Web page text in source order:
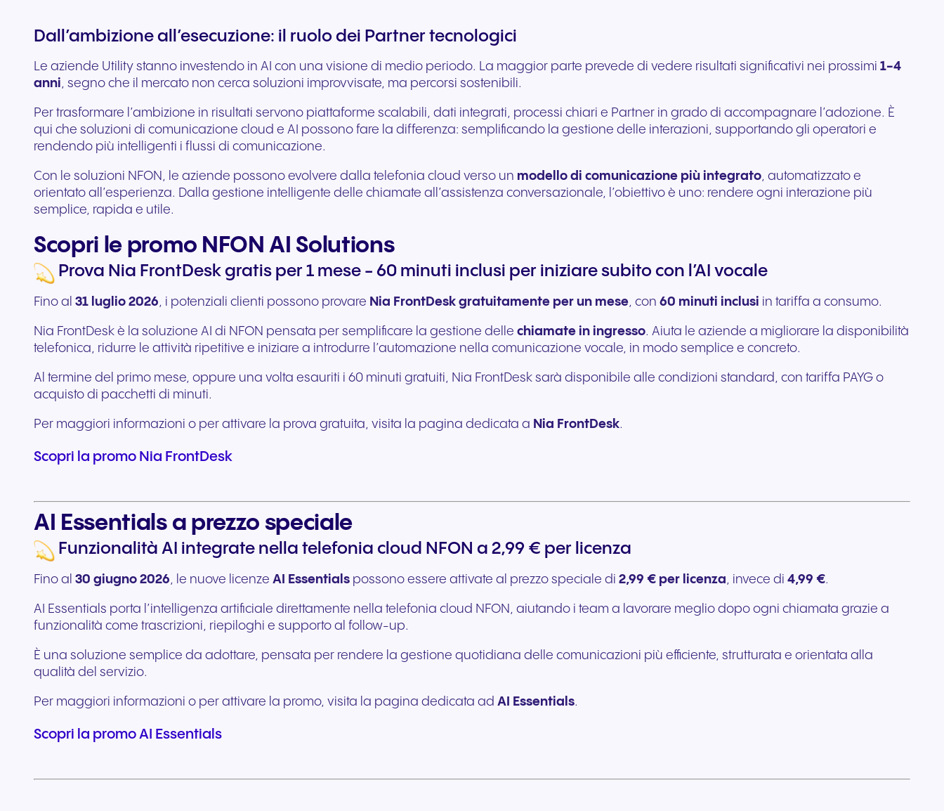
Dall’ambizione all’esecuzione: il ruolo dei Partner tecnologici
Le aziende Utility stanno investendo in AI con una visione di medio periodo. La maggior parte prevede di vedere risultati significativi nei prossimi 1-4
anni, segno che il mercato non cerca soluzioni improvvisate, ma percorsi sostenibili.
Per trasformare l’ambizione in risultati servono piattaforme scalabili, dati integrati, processi chiari e Partner in grado di accompagnare l’adozione. È
qui che soluzioni di comunicazione cloud e AI possono fare la differenza: semplificando la gestione delle interazioni, supportando gli operatori e
rendendo più intelligenti i flussi di comunicazione.
Con le soluzioni NFON, le aziende possono evolvere dalla telefonia cloud verso un modello di comunicazione più integrato, automatizzato e
orientato all’esperienza. Dalla gestione intelligente delle chiamate all’assistenza conversazionale, l’obiettivo è uno: rendere ogni interazione più
semplice, rapida e utile.
Scopri le promo NFON AI Solutions
Prova Nia FrontDesk gratis per 1 mese - 60 minuti inclusi per iniziare subito con l’AI vocale
Fino al 31 luglio 2026, i potenziali clienti possono provare Nia FrontDesk gratuitamente per un mese, con 60 minuti inclusi in tariffa a consumo.
Nia FrontDesk è la soluzione AI di NFON pensata per semplificare la gestione delle chiamate in ingresso. Aiuta le aziende a migliorare la disponibilità
telefonica, ridurre le attività ripetitive e iniziare a introdurre l’automazione nella comunicazione vocale, in modo semplice e concreto.
Al termine del primo mese, oppure una volta esauriti i 60 minuti gratuiti, Nia FrontDesk sarà disponibile alle condizioni standard, con tariffa PAYG o
acquisto di pacchetti di minuti.
Per maggiori informazioni o per attivare la prova gratuita, visita la pagina dedicata a Nia FrontDesk.
Scopri la promo Nia FrontDesk
AI Essentials a prezzo speciale
Funzionalità AI integrate nella telefonia cloud NFON a 2,99 € per licenza
Fino al 30 giugno 2026, le nuove licenze AI Essentials possono essere attivate al prezzo speciale di 2,99 € per licenza, invece di 4,99 €.
AI Essentials porta l’intelligenza artificiale direttamente nella telefonia cloud NFON, aiutando i team a lavorare meglio dopo ogni chiamata grazie a
funzionalità come trascrizioni, riepiloghi e supporto al follow-up.
È una soluzione semplice da adottare, pensata per rendere la gestione quotidiana delle comunicazioni più efficiente, strutturata e orientata alla
qualità del servizio.
Per maggiori informazioni o per attivare la promo, visita la pagina dedicata ad AI Essentials.
Scopri la promo AI Essentials